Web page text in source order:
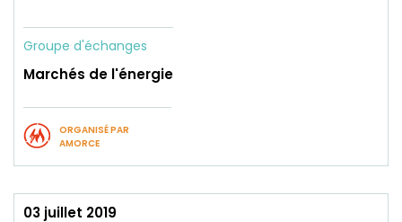
Groupe d'échanges
Marchés de l'énergie
ORGANISÉ PAR
AMORCE
03 juillet 2019